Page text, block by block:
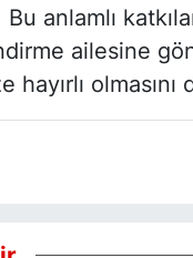
anlamlı
ailesine
olmasını